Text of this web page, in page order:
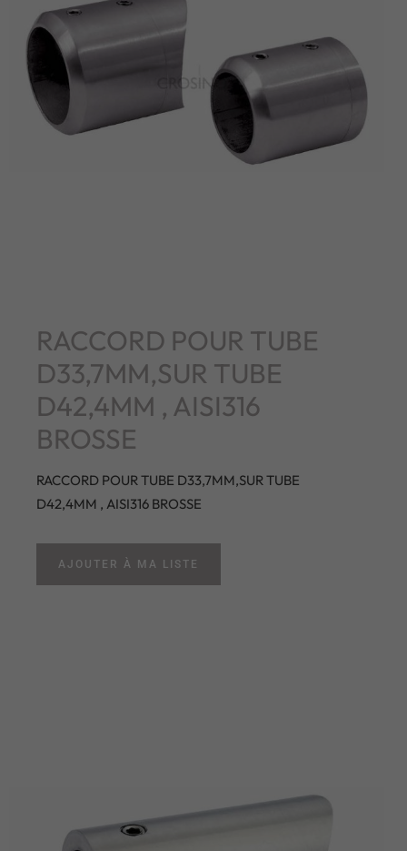
RACCORD POUR TUBE
D33,7MM,SUR TUBE
D42,4MM , AISI316
BROSSE
RACCORD POUR TUBE D33,7MM,SUR TUBE
D42,4MM , AISI316 BROSSE
AJOUTER À MA LISTE